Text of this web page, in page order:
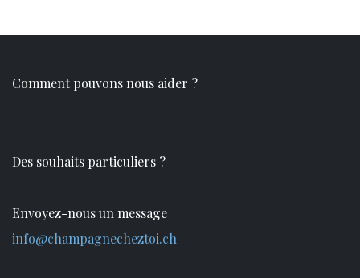
Comment pouvons nous aider ?
Des souhaits particuliers ?
Envoyez-nous un message
info@champagnecheztoi.ch